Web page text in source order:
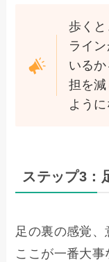
歩く
ライ
いる
担を
ように
ステップ3：
足の裏の感覚
ここが一番大